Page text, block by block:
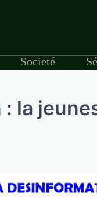
Societé
la